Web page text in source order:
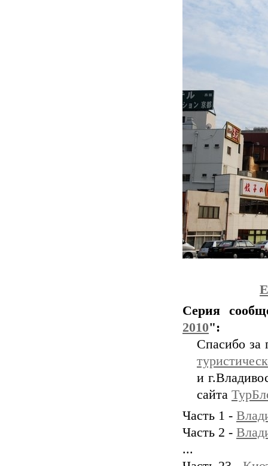
Серия
2010":
Спасибо за
и
сайта
Часть 1 -
Часть 2 -
...